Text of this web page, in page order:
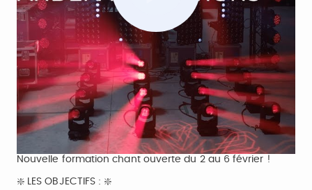
Play
Video
Nouvelle formation chant ouverte du 2 au 6 février !
❇️ LES OBJECTIFS : ❇️